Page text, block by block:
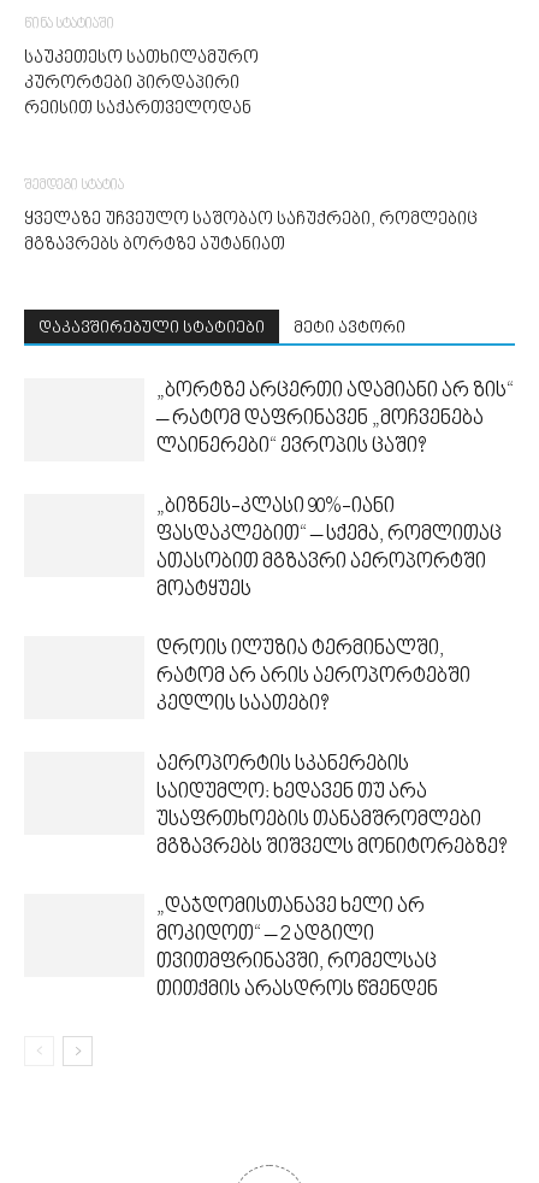
წინა სტატიაში
საუკეთესო სათხილამურო
კურორტები პირდაპირი
რეისით საქართველოდან
შემდეგი სტატია
ყველაზე უჩვეულო საშობაო საჩუქრები, რომლებიც
მგზავრებს ბორტზე აუტანიათ
დაკავშირებული სტატიები მეტი ავტორი
„ბორტზე არცერთი ადამიანი არ ზის“
– რატომ დაფრინავენ „მოჩვენება
ლაინერები“ ევროპის ცაში?
„ბიზნეს-კლასი 90%-იანი
ფასდაკლებით“ – სქემა, რომლითაც
ათასობით მგზავრი აეროპორტში
მოატყუეს
დროის ილუზია ტერმინალში,
რატომ არ არის აეროპორტებში
კედლის საათები?
აეროპორტის სკანერების
საიდუმლო: ხედავენ თუ არა
უსაფრთხოების თანამშრომლები
მგზავრებს შიშველს მონიტორებზე?
„დაჯდომისთანავე ხელი არ
მოკიდოთ“ – 2 ადგილი
თვითმფრინავში, რომელსაც
თითქმის არასდროს წმენდენ